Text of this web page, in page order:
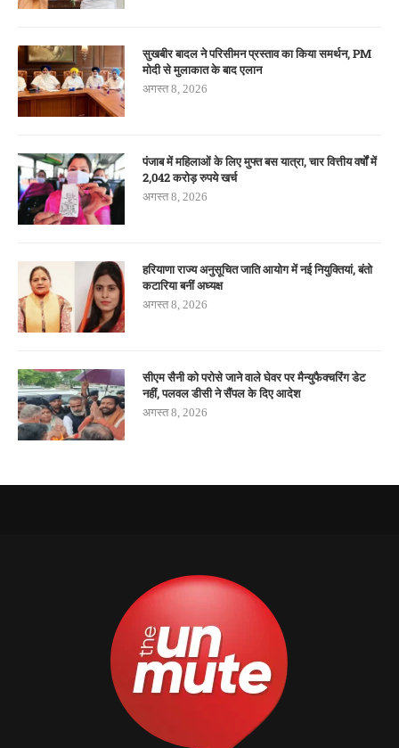
सुखबीर बादल ने परिसीमन प्रस्ताव का किया समर्थन, PM
मोदी से मुलाकात के बाद एलान
अगस्त 8, 2026
पंजाब में महिलाओं के लिए मुफ्त बस यात्रा, चार वित्तीय वर्षों में
2,042 करोड़ रुपये खर्च
अगस्त 8, 2026
हरियाणा राज्य अनुसूचित जाति आयोग में नई नियुक्तियां, बंतो
कटारिया बनीं अध्यक्ष
अगस्त 8, 2026
सीएम सैनी को परोसे जाने वाले घेवर पर मैन्युफैक्चरिंग डेट
नहीं, पलवल डीसी ने सैंपल के दिए आदेश
अगस्त 8, 2026